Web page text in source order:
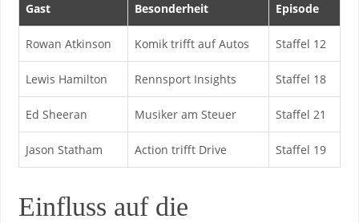
Gast Besonderheit Episode
Rowan Atkinson Komik trifft auf Autos Staffel 12
Lewis Hamilton Rennsport‍ Insights Staffel 18
Ed Sheeran Musiker am Steuer Staffel ⁤21
Jason Statham Action trifft Drive Staffel 19
Einfluss ⁢auf die